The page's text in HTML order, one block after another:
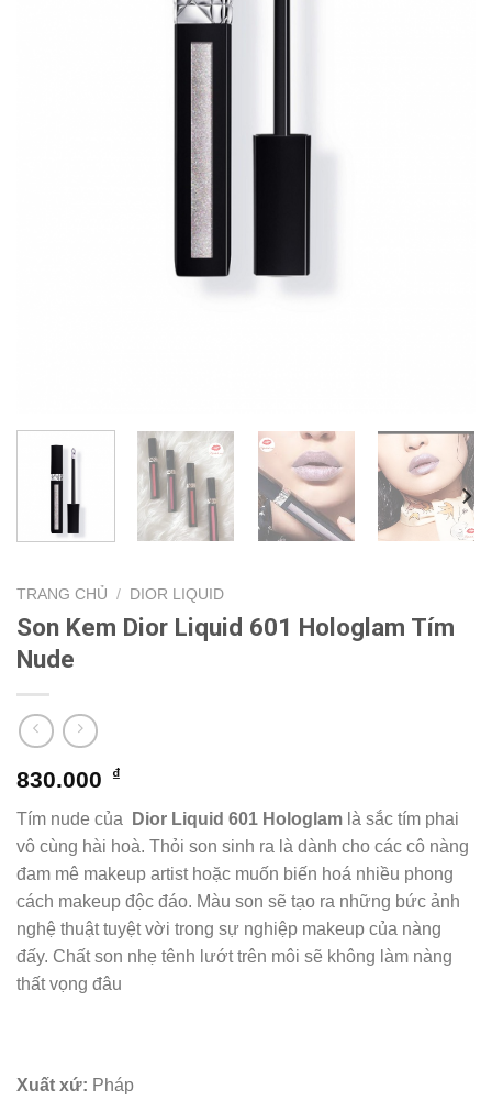
TRANG CHỦ / DIOR LIQUID
Son Kem Dior Liquid 601 Hologlam Tím
Nude
830.000 ₫
Tím nude của Dior Liquid 601 Hologlam là sắc tím phai
vô cùng hài hoà. Thỏi son sinh ra là dành cho các cô nàng
đam mê makeup artist hoặc muốn biến hoá nhiều phong
cách makeup độc đáo. Màu son sẽ tạo ra những bức ảnh
nghệ thuật tuyệt vời trong sự nghiệp makeup của nàng
đấy. Chất son nhẹ tênh lướt trên môi sẽ không làm nàng
thất vọng đâu
Xuất xứ: Pháp